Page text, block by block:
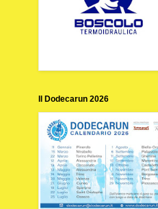
Il Dodecarun 2026